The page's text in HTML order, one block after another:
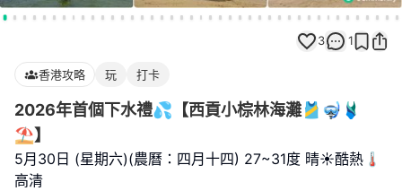
3 1
香港攻略 玩 打卡
2026年首個下水禮💦【西貢小棕林海灘🎽🤿🩱
⛱️】
5月30日 (星期六)(農曆：四月十四) 27~31度 晴☀️酷熱🌡
高清